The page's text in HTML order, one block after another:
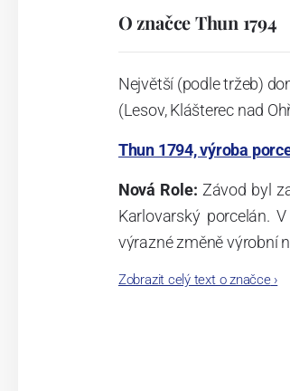
O značce Thun 1794
Největší (podle tržeb)
(Lesov, Klášterec nad
Thun 1794, výroba
Nová Role: Závod byl
Karlovarský porcelán.
výrazné změně výrobní
Zobrazit celý text o značce›